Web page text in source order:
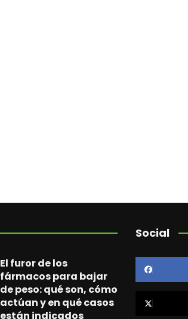
El furor de los
fármacos para bajar
de peso: qué son, cómo
actúan y en qué casos
están indicados
Social